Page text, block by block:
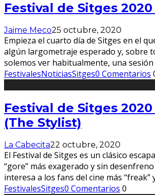
Festival de Sitges 2020
Jaime Meco25 octubre, 2020
Empieza el cuarto día de Sitges en el
algún largometraje esperado y, sobre
solemos ver habitualmente, una
FestivalesNoticiasSitges0 Comentarios
Festival de Sitges 2020
(The Stylist)
La Cabecita22 octubre, 2020
El Festival de Sitges es un clásico
“gore” más exagerado y sin
interesa a los fans del cine más “freak”
FestivalesSitges0 Comentarios 0